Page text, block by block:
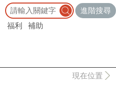
進階搜尋
福利
補助
現在位置